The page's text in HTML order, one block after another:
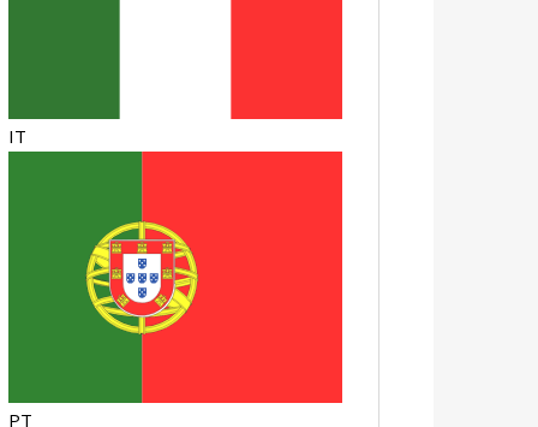
IT
PT